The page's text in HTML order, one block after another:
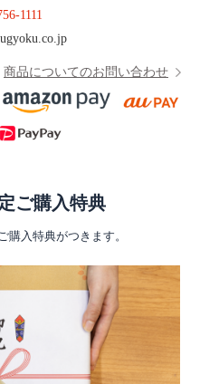
1111
商品についてのお問い合わせ
ご購入特典
購入特典がつきます。